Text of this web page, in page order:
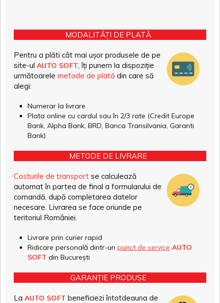
MODALITĂȚI DE PLATĂ
Pentru a plăti cât mai ușor produsele de pe
site-ul AUTO SOFT, îți punem la dispoziție
următoarele metode de plată din care să
alegi:
Numerar la livrare
Plata online cu cardul sau în 2/3 rate (Credit Europe
Bank, Alpha Bank, BRD, Banca Transilvania, Garanti
Bank)
METODE DE LIVRARE
Costurile de transport se calculează
automat în partea de final a formularului de
comandă, după completarea datelor
necesare. Livrarea se face oriunde pe
teritoriul României.
Livrare prin curier rapid
Ridicare personală dintr-un punct de service AUTO
SOFT din București
GARANȚIE PRODUSE
La AUTO SOFT beneficiezi întotdeauna de